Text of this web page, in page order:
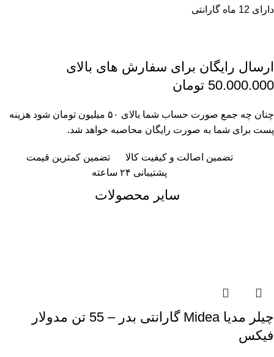
دارای 12 ماه گارانتی
ارسال رایگان برای سفارش های بالای
50.000.000 تومان
چنان چه جمع صورت حساب شما بالای ۵۰ میلیون تومان شود هزینه
پست برای شما به صورت رایگان محاصبه خواهد شد.
تضمین اصالت و کیفیت کالا
تضمین کمترین قیمت
پشتیبانی ۲۴ ساعته
سایر محصولات
چیلر مدیا Midea گارانتی بدر – 55 تن مدولار
فیکس